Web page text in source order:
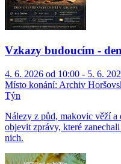
Vzkazy budoucím -
4. 6. 2026 od 10:00 - 5. 6.
Místo konání: Archiv
Týn
Nálezy z půd, makovic věží
objevit zprávy, které
nich.